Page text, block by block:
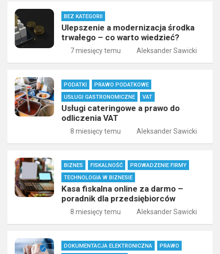
BEZ KATEGORII
Ulepszenie a modernizacja środka
trwałego – co warto wiedzieć?
7 miesięcy temu Aleksander Sawicki
PODATKI
PRAWO PODATKOWE
USŁUGI GASTRONOMICZNE
VAT
Usługi cateringowe a prawo do
odliczenia VAT
8 miesięcy temu Aleksander Sawicki
BIZNES FISKALNOŚĆ
PROWADZENIE FIRMY
TECHNOLOGIA W BIZNESIE
Kasa fiskalna online za darmo –
poradnik dla przedsiębiorców
8 miesięcy temu Aleksander Sawicki
DOKUMENTACJA ELEKTRONICZNA
PRAWO